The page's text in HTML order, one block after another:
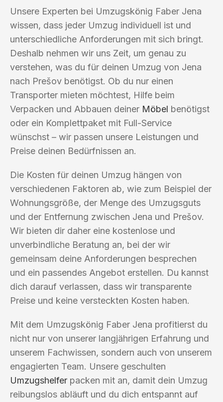
Unsere Experten bei Umzugskönig Faber Jena
wissen, dass jeder Umzug individuell ist und
unterschiedliche Anforderungen mit sich bringt.
Deshalb nehmen wir uns Zeit, um genau zu
verstehen, was du für deinen Umzug von Jena
nach Prešov benötigst. Ob du nur einen
Transporter mieten möchtest, Hilfe beim
Verpacken und Abbauen deiner Möbel benötigst
oder ein Komplettpaket mit Full-Service
wünschst – wir passen unsere Leistungen und
Preise deinen Bedürfnissen an.
Die Kosten für deinen Umzug hängen von
verschiedenen Faktoren ab, wie zum Beispiel der
Wohnungsgröße, der Menge des Umzugsguts
und der Entfernung zwischen Jena und Prešov.
Wir bieten dir daher eine kostenlose und
unverbindliche Beratung an, bei der wir
gemeinsam deine Anforderungen besprechen
und ein passendes Angebot erstellen. Du kannst
dich darauf verlassen, dass wir transparente
Preise und keine versteckten Kosten haben.
Mit dem Umzugskönig Faber Jena profitierst du
nicht nur von unserer langjährigen Erfahrung und
unserem Fachwissen, sondern auch von unserem
engagierten Team. Unsere geschulten
Umzugshelfer packen mit an, damit dein Umzug
reibungslos abläuft und du dich entspannt auf